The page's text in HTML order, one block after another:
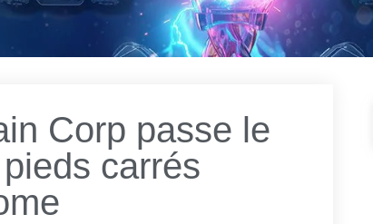
Corp passe le
carrés